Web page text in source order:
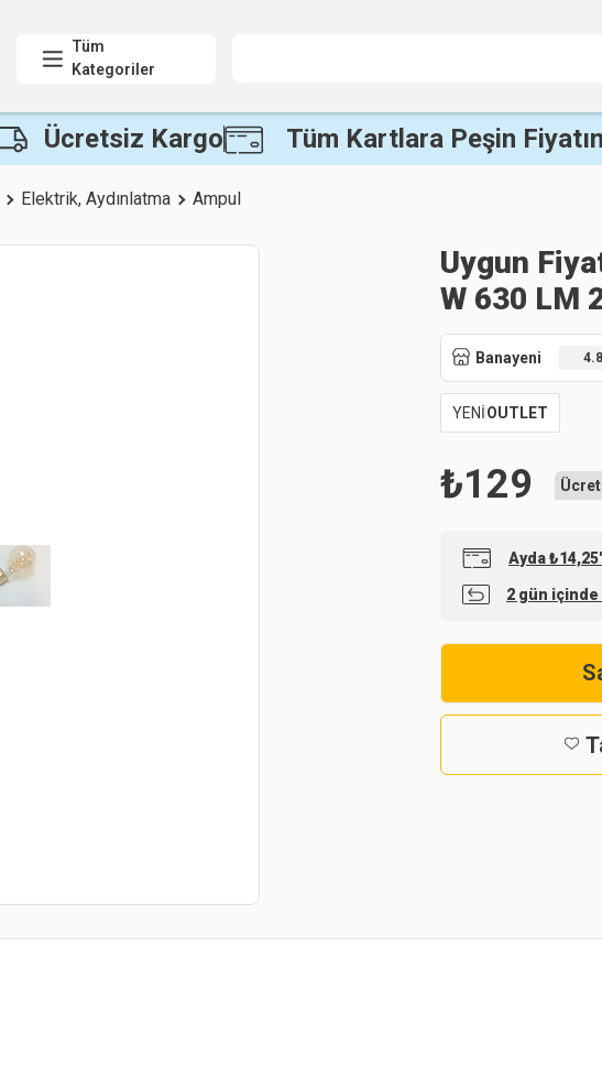
Tüm
Kategoriler
Ücretsiz Kargo Tüm Kartlara Peşin
Elektrik, Aydınlatma Ampul
Uygun
W 630 LM
Banayeni 4.8
YENİOUTLET
₺129
Ayda
2 gün